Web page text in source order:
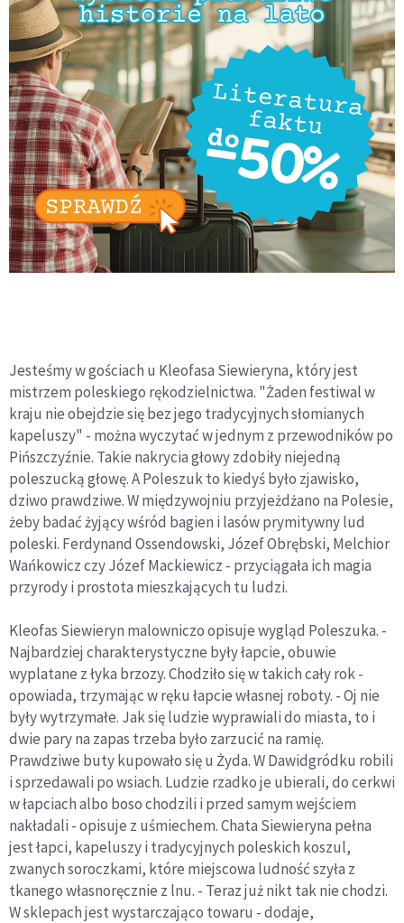
Jesteśmy w gościach u Kleofasa Siewieryna, który jest
mistrzem poleskiego rękodzielnictwa. "Żaden festiwal w
kraju nie obejdzie się bez jego tradycyjnych słomianych
kapeluszy" - można wyczytać w jednym z przewodników po
Pińszczyźnie. Takie nakrycia głowy zdobiły niejedną
poleszucką głowę. A Poleszuk to kiedyś było zjawisko,
dziwo prawdziwe. W międzywojniu przyjeżdżano na Polesie,
żeby badać żyjący wśród bagien i lasów prymitywny lud
poleski. Ferdynand Ossendowski, Józef Obrębski, Melchior
Wańkowicz czy Józef Mackiewicz - przyciągała ich magia
przyrody i prostota mieszkających tu ludzi.
Kleofas Siewieryn malowniczo opisuje wygląd Poleszuka. -
Najbardziej charakterystyczne były łapcie, obuwie
wyplatane z łyka brzozy. Chodziło się w takich cały rok -
opowiada, trzymając w ręku łapcie własnej roboty. - Oj nie
były wytrzymałe. Jak się ludzie wyprawiali do miasta, to i
dwie pary na zapas trzeba było zarzucić na ramię.
Prawdziwe buty kupowało się u Żyda. W Dawidgródku robili
i sprzedawali po wsiach. Ludzie rzadko je ubierali, do cerkwi
w łapciach albo boso chodzili i przed samym wejściem
nakładali - opisuje z uśmiechem. Chata Siewieryna pełna
jest łapci, kapeluszy i tradycyjnych poleskich koszul,
zwanych soroczkami, które miejscowa ludność szyła z
tkanego własnoręcznie z lnu. - Teraz już nikt tak nie chodzi.
W sklepach jest wystarczająco towaru - dodaje,